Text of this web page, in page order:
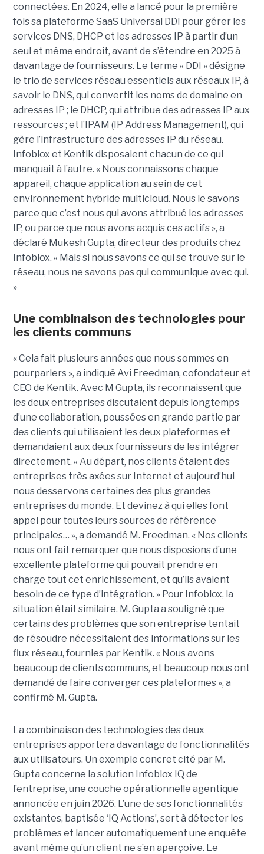
connectées. En 2024, elle a lancé pour la première
fois sa plateforme SaaS Universal DDI pour gérer les
services DNS, DHCP et les adresses IP à partir d’un
seul et même endroit, avant de s’étendre en 2025 à
davantage de fournisseurs. Le terme « DDI » désigne
le trio de services réseau essentiels aux réseaux IP, à
savoir le DNS, qui convertit les noms de domaine en
adresses IP ; le DHCP, qui attribue des adresses IP aux
ressources ; et l’IPAM (IP Address Management), qui
gère l’infrastructure des adresses IP du réseau.
Infoblox et Kentik disposaient chacun de ce qui
manquait à l’autre. « Nous connaissons chaque
appareil, chaque application au sein de cet
environnement hybride multicloud. Nous le savons
parce que c’est nous qui avons attribué les adresses
IP, ou parce que nous avons acquis ces actifs », a
déclaré Mukesh Gupta, directeur des produits chez
Infoblox. « Mais si nous savons ce qui se trouve sur le
réseau, nous ne savons pas qui communique avec qui.
»
Une combinaison des technologies pour
les clients communs
« Cela fait plusieurs années que nous sommes en
pourparlers », a indiqué Avi Freedman, cofondateur et
CEO de Kentik. Avec M Gupta, ils reconnaissent que
les deux entreprises discutaient depuis longtemps
d’une collaboration, poussées en grande partie par
des clients qui utilisaient les deux plateformes et
demandaient aux deux fournisseurs de les intégrer
directement. « Au départ, nos clients étaient des
entreprises très axées sur Internet et aujourd’hui
nous desservons certaines des plus grandes
entreprises du monde. Et devinez à qui elles font
appel pour toutes leurs sources de référence
principales… », a demandé M. Freedman. « Nos clients
nous ont fait remarquer que nous disposions d’une
excellente plateforme qui pouvait prendre en
charge tout cet enrichissement, et qu’ils avaient
besoin de ce type d’intégration. » Pour Infoblox, la
situation était similaire. M. Gupta a souligné que
certains des problèmes que son entreprise tentait
de résoudre nécessitaient des informations sur les
flux réseau, fournies par Kentik. « Nous avons
beaucoup de clients communs, et beaucoup nous ont
demandé de faire converger ces plateformes », a
confirmé M. Gupta.
La combinaison des technologies des deux
entreprises apportera davantage de fonctionnalités
aux utilisateurs. Un exemple concret cité par M.
Gupta concerne la solution Infoblox IQ de
l’entreprise, une couche opérationnelle agentique
annoncée en juin 2026. L’une de ses fonctionnalités
existantes, baptisée ‘IQ Actions’, sert à détecter les
problèmes et lancer automatiquement une enquête
avant même qu’un client ne s’en aperçoive. Le